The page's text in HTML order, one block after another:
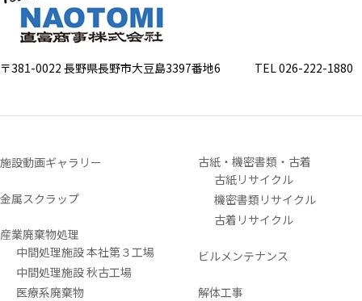
〒381-0022 長野県長野市大豆島3397番地6 TEL 026-222-1880
施設動画ギャラリー
金属スクラップ
産業廃棄物処理
中間処理施設 本社第３工場
中間処理施設 秋古工場
医療系廃棄物
古紙・機密書類・古着
古紙リサイクル
機密書類リサイクル
古着リサイクル
ビルメンテナンス
解体工事